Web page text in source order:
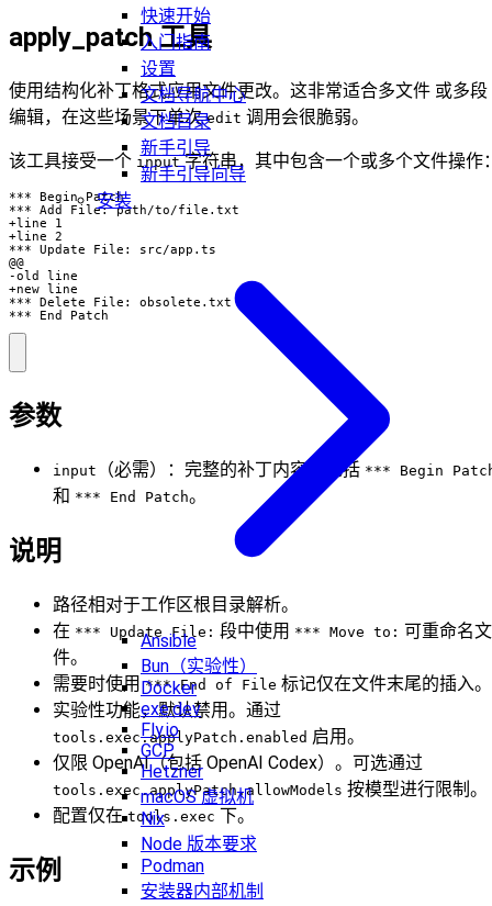
快速开始
入门指南
设置
文档导航中心
文档目录
新手引导
新手引导向导
安装
Ansible
Bun（实验性）
Docker
exe.dev
Fly.io
GCP
Hetzner
macOS 虚拟机
Nix
Node 版本要求
Podman
安装器内部机制
apply_patch 工具
使用结构化补丁格式应用文件更改。这非常适合多文件 或多段
编辑，在这些场景下单次edit 调用会很脆弱。
该工具接受一个 input字符串，其中包含一个或多个文件操作
*** Begin Patch
*** Add File: path/to/file.txt
+line 1
+line 2
*** Update File: src/app.ts
@@
-old line
+new line
*** Delete File: obsolete.txt
*** End Patch
参数
input （必需）：完整的补丁内容，包括 *** Begin
和 *** End Patch。
说明
路径相对于工作区根目录解析。
在 *** Update File: 段中使用 *** Move to: 可重命名文
件。
需要时使用*** End of File 标记仅在文件末尾的插入。
实验性功能，默认禁用。通过
tools.exec.applyPatch.enabled 启用。
仅限 OpenAI（包括 OpenAI Codex）。可选通过
tools.exec.applyPatch.allowModels 按模型进行限制。
配置仅在tools.exec 下。
示例